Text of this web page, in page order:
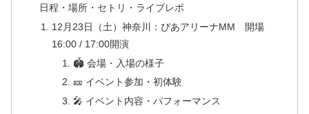
日程・場所・セトリ・ライブレポ
12月23日（土）神奈川：ぴあアリーナMM 開場
16:00 / 17:00開演
🏟 会場・入場の様子
🎫 イベント参加・初体験
🎤 イベント内容・パフォーマンス